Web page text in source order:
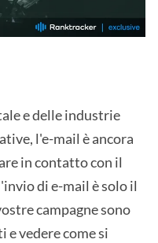
e delle industrie
l'e-mail è ancora
in contatto con il
di e-mail è solo il
campagne sono
e vedere come si